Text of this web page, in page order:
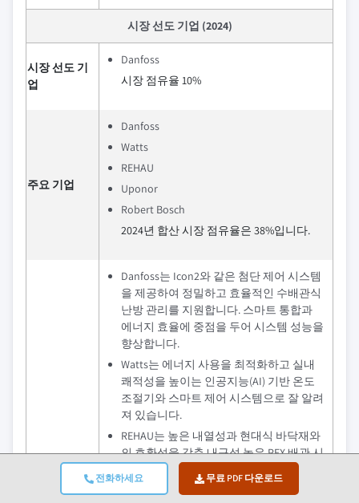
전화하세요 무료 PDF 다운로드
시장 선도 기업 (2024)
시장 선도 기
업
Danfoss
시장 점유율 10%
주요 기업
Danfoss
Watts
REHAU
Uponor
Robert Bosch
2024년 합산 시장 점유율은 38%입니다.
경쟁 우위
Danfoss는 Icon2와 같은 첨단 제어 시스템
을 제공하여 정밀하고 효율적인 수배관식
난방 관리를 지원합니다. 스마트 통합과
에너지 효율에 중점을 두어 시스템 성능을
향상합니다.
Watts는 에너지 사용을 최적화하고 실내
쾌적성을 높이는 인공지능(AI) 기반 온도
조절기와 스마트 제어 시스템으로 잘 알려
져 있습니다.
REHAU는 높은 내열성과 현대식 바닥재와
의 호환성을 갖춘 내구성 높은 PEX 배관 시
스템을 전문으로 합니다. 지속가능한 솔루
션과 스마트 난방 기술에 중점을 두고 있